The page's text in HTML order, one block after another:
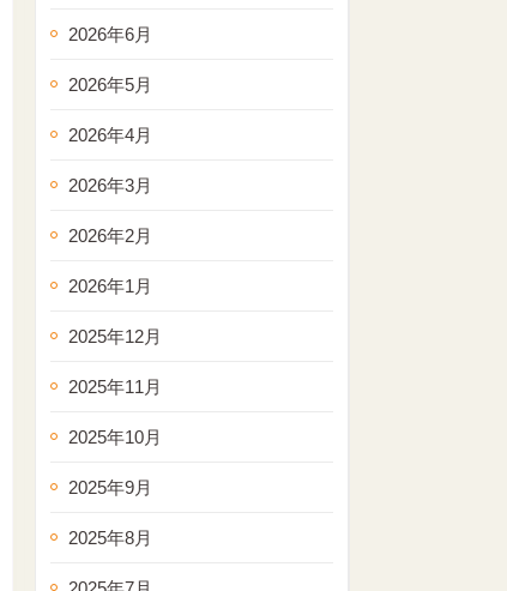
2026年6月
2026年5月
2026年4月
2026年3月
2026年2月
2026年1月
2025年12月
2025年11月
2025年10月
2025年9月
2025年8月